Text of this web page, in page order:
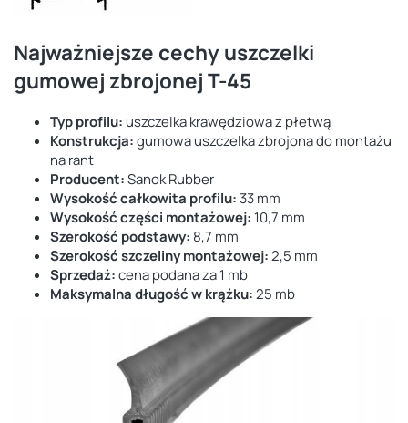
Najważniejsze cechy uszczelki
gumowej zbrojonej T-45
Typ profilu: uszczelka krawędziowa z płetwą
Konstrukcja:gumowa uszczelka zbrojona do montażu
na rant
Producent:Sanok Rubber
Wysokość całkowita profilu: 33 mm
Wysokość części montażowej: 10,7 mm
Szerokość podstawy: 8,7 mm
Szerokość szczeliny montażowej:2,5 mm
Sprzedaż:cena podana za 1 mb
Maksymalna długość w krążku:25 mb